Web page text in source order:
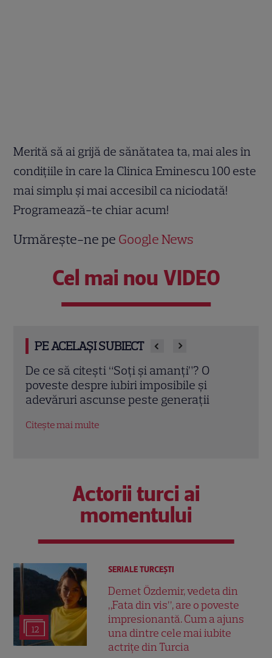
Merită să ai grijă de sănătatea ta, mai ales în
condițiile în care la Clinica Eminescu 100 este
mai simplu și mai accesibil ca niciodată!
Programează-te chiar acum!
Urmărește-ne pe Google News
Cel mai nou VIDEO
PE ACELAȘI SUBIECT
Oțelul care rezistă generații. De ce tot
mai mulți antreprenori aleg structura
metalică în locul betonului?
Citește mai multe
Actorii turci ai
momentului
12
SERIALE TURCEŞTI
Demet Özdemir, vedeta din
„Fata din vis”, are o poveste
impresionantă. Cum a ajuns
una dintre cele mai iubite
actrițe din Turcia